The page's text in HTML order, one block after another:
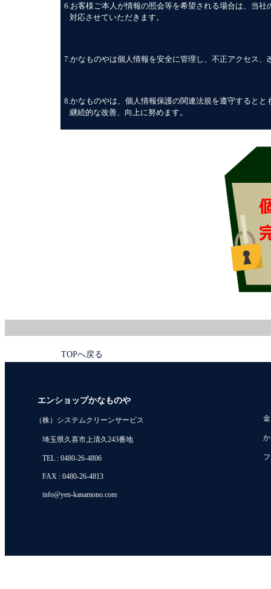
6.お客様ご本人が情報の照会等を希望される場合は、当
対応させていただきます。
7.かなものやは個人情報を安全に管理し、不正アクセス
8.かなものやは、個人情報保護の関連法規を遵守すると
継続的な改善、向上に努めます。
TOPへ戻る
エンショップかなものや
（株）システムクリーンサービス
埼玉県久喜市上清久243番地
TEL : 0480-26-4806
FAX : 0480-26-4813
info@yen-kanamono.com